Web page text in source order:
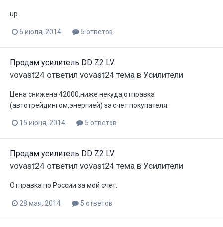
up
6 июля, 2014 5 ответов
Продам усилитель DD Z2 LV
vovast24 ответил vovast24 тема в Усилители
Цена снижена 42000,ниже некуда,отправка
(автотрейдингом,энергией) за счет покупателя.
15 июня, 2014 5 ответов
Продам усилитель DD Z2 LV
vovast24 ответил vovast24 тема в Усилители
Отправка по России за мой счет.
28 мая, 2014 5 ответов